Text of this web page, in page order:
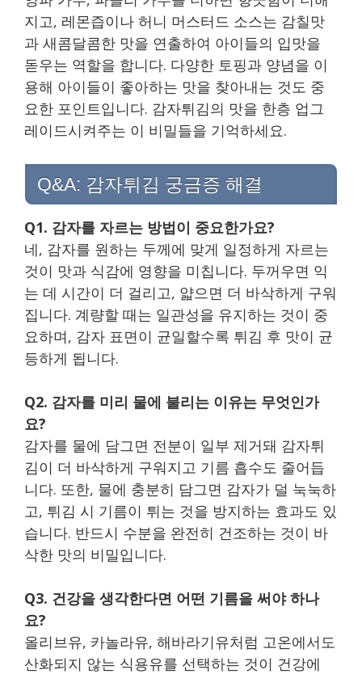
지고, 레몬즙이나 허니 머스터드 소스는 감칠맛
과 새콤달콤한 맛을 연출하여 아이들의 입맛을
돋우는 역할을 합니다. 다양한 토핑과 양념을 이
용해 아이들이 좋아하는 맛을 찾아내는 것도 중
요한 포인트입니다. 감자튀김의 맛을 한층 업그
레이드시켜주는 이 비밀들을 기억하세요.
Q&A: 감자튀김 궁금증 해결
Q1. 감자를 자르는 방법이 중요한가요?
네, 감자를 원하는 두께에 맞게 일정하게 자르는
것이 맛과 식감에 영향을 미칩니다. 두꺼우면 익
는 데 시간이 더 걸리고, 얇으면 더 바삭하게 구워
집니다. 계량할 때는 일관성을 유지하는 것이 중
요하며, 감자 표면이 균일할수록 튀김 후 맛이 균
등하게 됩니다.
Q2. 감자를 미리 물에 불리는 이유는 무엇인가
요?
감자를 물에 담그면 전분이 일부 제거돼 감자튀
김이 더 바삭하게 구워지고 기름 흡수도 줄어듭
니다. 또한, 물에 충분히 담그면 감자가 덜 눅눅하
고, 튀김 시 기름이 튀는 것을 방지하는 효과도 있
습니다. 반드시 수분을 완전히 건조하는 것이 바
삭한 맛의 비밀입니다.
Q3. 건강을 생각한다면 어떤 기름을 써야 하나
요?
올리브유, 카놀라유, 해바라기유처럼 고온에서도
산화되지 않는 식용유를 선택하는 것이 건강에